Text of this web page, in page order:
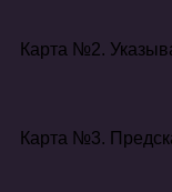
Карта №2.
Карта №3.